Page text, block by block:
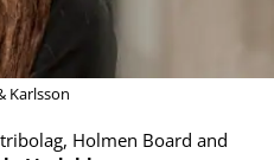
Karlsson
Holmen Board and